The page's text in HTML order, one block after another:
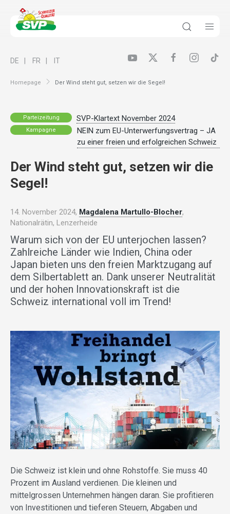
Homepage Der Wind steht gut, setzen wir die Segel!
DE FR IT
Parteizeitung SVP-Klartext November 2024
Kampagne
NEIN zum EU-Unterwerfungsvertrag – JA
zu einer freien und erfolgreichen Schweiz
Der Wind steht gut, setzen wir die
Segel!
14. November 2024, Magdalena Martullo-Blocher,
Nationalrätin, Lenzerheide
Warum sich von der EU unterjochen lassen?
Zahlreiche Länder wie Indien, China oder
Japan bieten uns den freien Marktzugang auf
dem Silbertablett an. Dank unserer Neutralität
und der hohen Innovationskraft ist die
Schweiz international voll im Trend!
Die Schweiz ist klein und ohne Rohstoffe. Sie muss 40
Prozent im Ausland verdienen. Die kleinen und
mittelgrossen Unternehmen hängen daran. Sie profitieren
von Investitionen und tieferen Steuern, Abgaben und